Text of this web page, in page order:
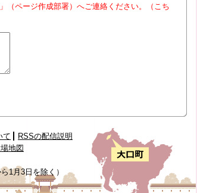
（ページ作成部署）へご連絡ください。（こち
て
RSSの配信説明
地図
1月3日を除く）